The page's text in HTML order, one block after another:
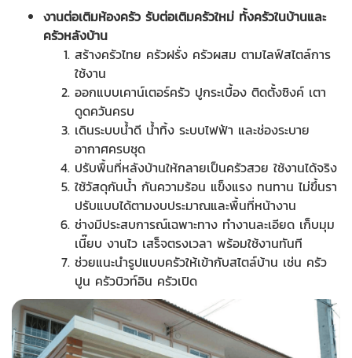
งานต่อเติมห้องครัว รับต่อเติมครัวใหม่ ทั้งครัวในบ้านและ
ครัวหลังบ้าน
สร้างครัวไทย ครัวฝรั่ง ครัวผสม ตามไลฟ์สไตล์การ
ใช้งาน
ออกแบบเคาน์เตอร์ครัว ปูกระเบื้อง ติดตั้งซิงค์ เตา
ดูดควันครบ
เดินระบบน้ำดี น้ำทิ้ง ระบบไฟฟ้า และช่องระบาย
อากาศครบชุด
ปรับพื้นที่หลังบ้านให้กลายเป็นครัวสวย ใช้งานได้จริง
ใช้วัสดุกันน้ำ กันความร้อน แข็งแรง ทนทาน ไม่ขึ้นรา
ปรับแบบได้ตามงบประมาณและพื้นที่หน้างาน
ช่างมีประสบการณ์เฉพาะทาง ทำงานละเอียด เก็บมุม
เนี๊ยบ งานไว เสร็จตรงเวลา พร้อมใช้งานทันที
ช่วยแนะนำรูปแบบครัวให้เข้ากับสไตล์บ้าน เช่น ครัว
ปูน ครัวบิวท์อิน ครัวเปิด